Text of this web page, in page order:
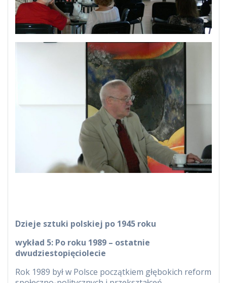
Dzieje sztuki polskiej po 1945 roku
wykład 5: Po roku 1989 – ostatnie
dwudziestopięciolecie
Rok 1989 był w Polsce początkiem głębokich reform